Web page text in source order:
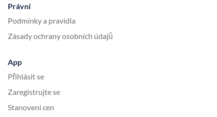
Právní
Podmínky a pravidla
Zásady ochrany osobních údajů
App
Přihlásit se
Zaregistrujte se
Stanovení cen